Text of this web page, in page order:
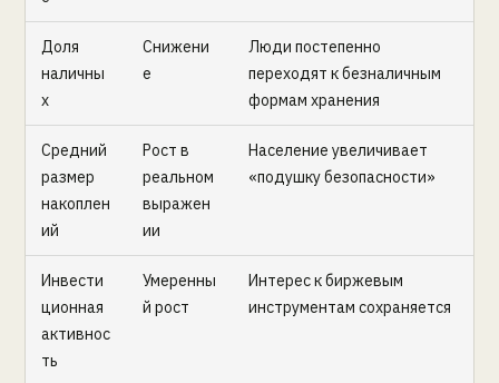
Доля
наличны
х
Снижени
е
Люди постепенно
переходят к безналичным
формам хранения
Средний
размер
накоплен
ий
Рост в
реальном
выражен
ии
Население увеличивает
«подушку безопасности»
Инвести
ционная
активнос
ть
Умеренны
й рост
Интерес к биржевым
инструментам сохраняется